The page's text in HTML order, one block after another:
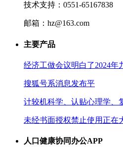
技术支持：0551-65167838
邮箱：hz@163.com
主要产品
经济工做会议明白了2024年
搜狐号系消息发布平
计较机科学、认贴心理学、
未经书面授权禁止使用正在
人口健康协同办公APP